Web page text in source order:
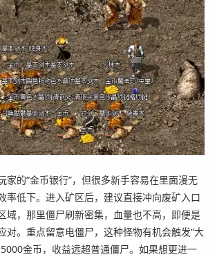
家的“金币银行”，但很多新手容易在里面漫无
率低下。进入矿区后，建议直接冲向废矿入口
域，那里僵尸刷新密集，血量也不高，即便是
对。重点留意电僵尸，这种怪物有机会触发“大
金币，收益远超普通僵尸。如果想更进一